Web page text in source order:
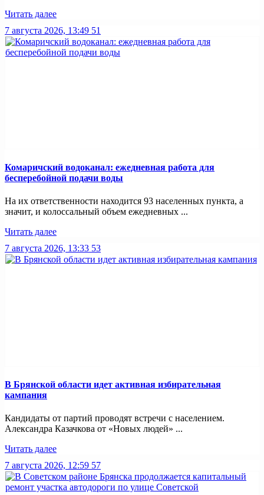
Читать далее
7 августа 2026, 13:49 51
Комаричский водоканал: ежедневная работа для
бесперебойной подачи воды
На их ответственности находится 93 населенных пункта, а
значит, и колоссальный объем ежедневных ...
Читать далее
7 августа 2026, 13:33 53
В Брянской области идет активная избирательная
кампания
Кандидаты от партий проводят встречи с населением.
Александра Казачкова от «Новых людей» ...
Читать далее
7 августа 2026, 12:59 57